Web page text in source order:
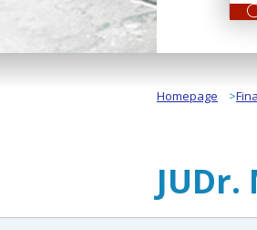
Homepage